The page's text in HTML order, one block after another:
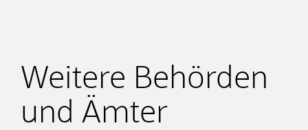
Weitere Behörden
und Ämter